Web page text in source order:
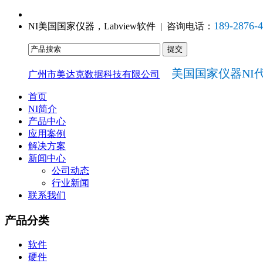
NI美国国家仪器，Labview软件 | 咨询电话： 189-2876-
广州市美达克数据科技有限公司 美国国家仪器NI
首页
NI简介
产品中心
应用案例
解决方案
新闻中心
公司动态
行业新闻
联系我们
产品分类
软件
硬件